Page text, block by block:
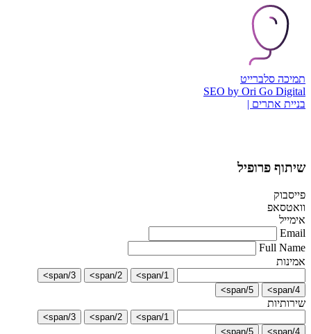
תמיכה סלברייט
SEO by Ori Go Digital
בניית אתרים |
שיתוף פרופיל
פייסבוק
וואטסאפ
אימייל
Email
Full Name
אמינות
1/span>
2/span>
3/span>
4/span>
5/span>
שירותיות
1/span>
2/span>
3/span>
4/span>
5/span>